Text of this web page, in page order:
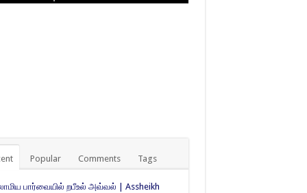
Popular Comments Tags
பார்வையில் றபீஉல் அவ்வல் | Assheikh